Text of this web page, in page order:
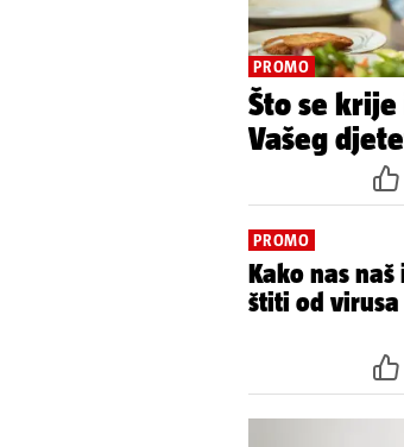
PROMO
Što se
Vašeg
PROMO
Kako nas
štiti od